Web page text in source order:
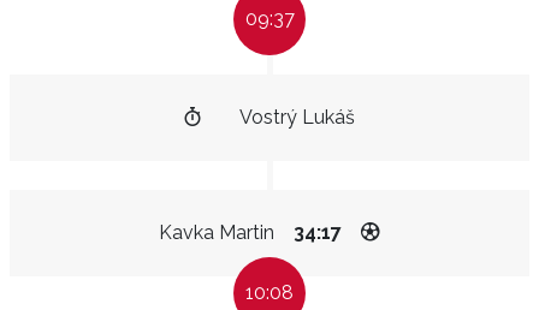
09:37
Vostrý Lukáš
Kavka Martin 34:17
10:08